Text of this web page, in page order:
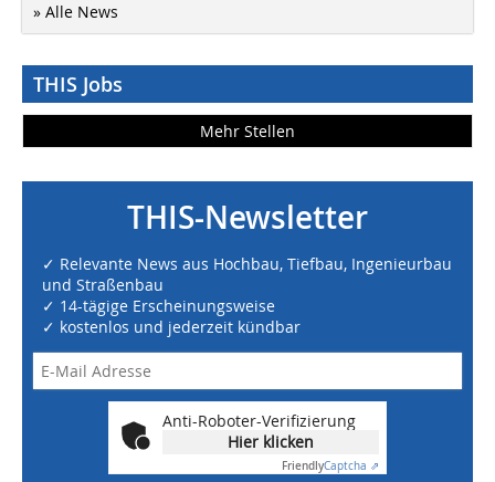
» Alle News
THIS Jobs
Mehr Stellen
THIS-Newsletter
✓ Relevante News aus Hochbau, Tiefbau, Ingenieurbau
und Straßenbau
✓ 14-tägige Erscheinungsweise
✓ kostenlos und jederzeit kündbar
Anti-Roboter-Verifizierung
Hier klicken
FriendlyCaptcha ⇗